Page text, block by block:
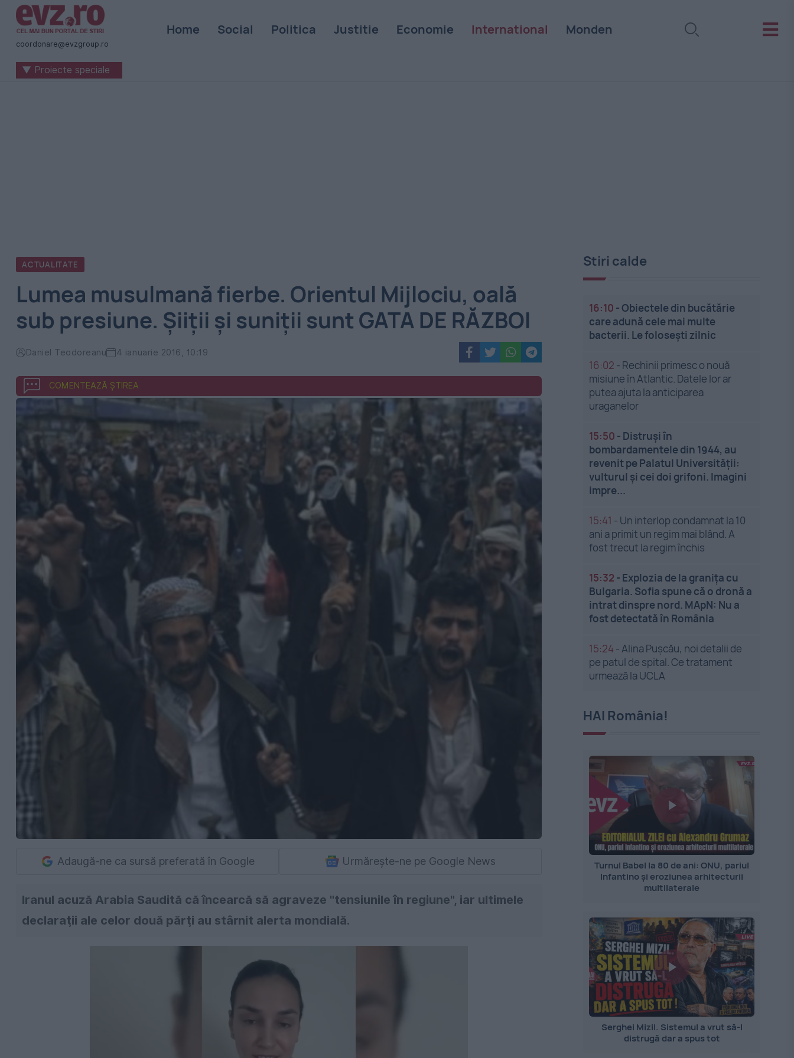
Știri
naționale
internaționale
coordonare@evzgroup.ro
Home Social Politica Justitie Economie International Monden
▼ Proiecte speciale
ACTUALITATE
Lumea musulmană fierbe. Orientul Mijlociu, oală
sub presiune. Şiiţii şi suniţii sunt GATA DE RĂZBOI
Daniel Teodoreanu 4 ianuarie 2016, 10:19
COMENTEAZĂ ȘTIREA
Adaugă-ne ca sursă preferată în Google Urmărește-ne pe Google News
Iranul acuză Arabia Saudită că încearcă să agraveze "tensiunile în regiune", iar ultimele
declaraţii ale celor două părţi au stârnit alerta mondială.
Stiri calde
16:10 -Obiectele din bucătărie
care adună cele mai multe
bacterii. Le folosești zilnic
16:02 - Rechinii primesc o nouă
misiune în Atlantic. Datele lor ar
putea ajuta la anticiparea
uraganelor
15:50 - Distruși în
bombardamentele din 1944, au
revenit pe Palatul Universității:
vulturul și cei doi grifoni. Imagini
impre...
15:41 - Un interlop condamnat la 10
ani a primit un regim mai blând. A
fost trecut la regim închis
15:32 - Explozia de la granița cu
Bulgaria. Sofia spune că o dronă a
intrat dinspre nord. MApN: Nu a
fost detectată în România
15:24 -Alina Pușcău, noi detalii de
pe patul de spital. Ce tratament
urmează la UCLA
HAI România!
Turnul Babel la 80 de ani: ONU, pariul
Infantino și eroziunea arhitecturii
multilaterale
Serghei Mizil. Sistemul a vrut să-l
distrugă dar a spus tot